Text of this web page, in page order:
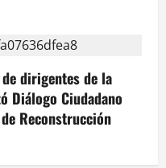
dirigentes de la
Diálogo Ciudadano
Reconstrucción